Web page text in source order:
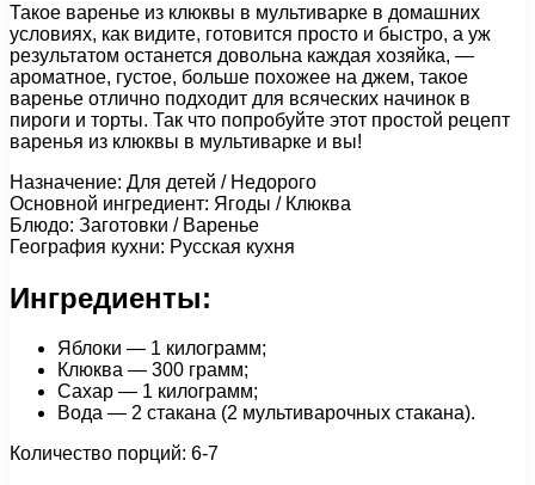
Такое варенье из клюквы в мультиварке в домашних
условиях, как видите, готовится просто и быстро, а уж
результатом останется довольна каждая хозяйка, —
ароматное, густое, больше похожее на джем, такое
варенье отлично подходит для всяческих начинок в
пироги и торты. Так что попробуйте этот простой рецепт
варенья из клюквы в мультиварке и вы!
Назначение: Для детей / Недорого
Основной ингредиент: Ягоды / Клюква
Блюдо: Заготовки / Варенье
География кухни: Русская кухня
Ингредиенты:
Яблоки — 1 килограмм;
Клюква — 300 грамм;
Сахар — 1 килограмм;
Вода — 2 стакана (2 мультиварочных стакана).
Количество порций: 6-7